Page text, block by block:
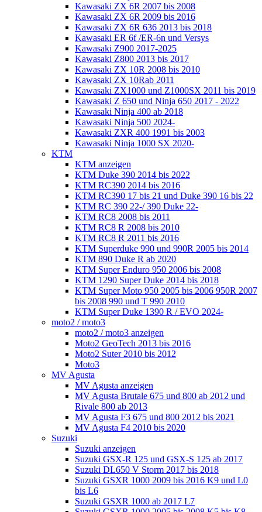
Kawasaki ZX 6R 2007 bis 2008
Kawasaki ZX 6R 2009 bis 2016
Kawasaki ZX 6R 636 2013 bis 2018
Kawasaki ER 6f /ER-6n und Versys
Kawasaki Z900 2017-2025
Kawasaki Z800 2013 bis 2017
Kawasaki ZX 10R 2008 bis 2010
Kawasaki ZX 10Rab 2011
Kawasaki ZX1000 und Z1000SX 2011 bis 2019
Kawasaki Z 650 und Ninja 650 2017 - 2022
Kawasaki Ninja 400 ab 2018
Kawasaki Ninja 500 2024-
Kawasaki ZXR 400 1991 bis 2003
Kawasaki Ninja 1000 SX 2020-
KTM
KTM anzeigen
KTM Duke 390 2014 bis 2022
KTM RC390 2014 bis 2016
KTM RC390 17 bis 21 und Duke 390 16 bis 22
KTM RC 390 22-/ 390 Duke 22-
KTM RC8 2008 bis 2011
KTM RC8 R 2008 bis 2010
KTM RC8 R 2011 bis 2016
KTM Superduke 990 und 990R 2005 bis 2014
KTM 890 Duke R ab 2020
KTM Super Enduro 950 2006 bis 2008
KTM 1290 Super Duke 2014 bis 2018
KTM Super Moto 950 2005 bis 2006 950R 2007
bis 2008 990 und T 990 2010
KTM Super Duke 1390 R / EVO 2024-
moto2 / moto3
moto2 / moto3 anzeigen
Moto2 GeoTech 2013 bis 2016
Moto2 Suter 2010 bis 2012
Moto3
MV Agusta
MV Agusta anzeigen
MV Agusta Brutale 675 und 800 ab 2012 und
Rivale 800 ab 2013
MV Agusta F3 675 und 800 2012 bis 2021
MV Agusta F4 2010 bis 2020
Suzuki
Suzuki anzeigen
Suzuki GSX-R 125 und GSX-S 125 ab 2017
Suzuki DL650 V Storm 2017 bis 2018
Suzuki GSXR 1000 2009 bis 2016 K9 und L0
bis L6
Suzuki GSXR 1000 ab 2017 L7